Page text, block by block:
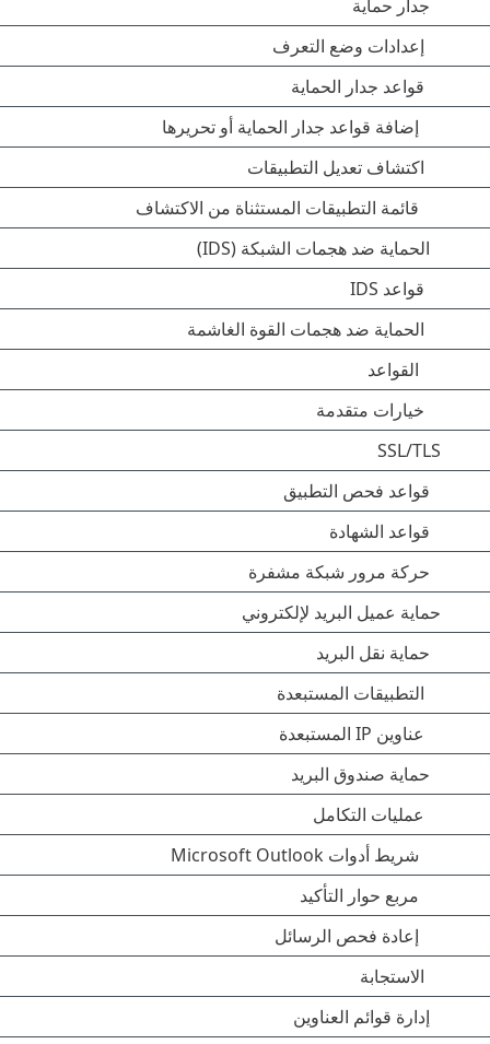
جدار حماية
إعدادات وضع التعرف
قواعد جدار الحماية
إضافة قواعد جدار الحماية أو تحريرها
اكتشاف تعديل التطبيقات
قائمة التطبيقات المستثناة من الاكتشاف
الحماية ضد هجمات الشبكة (IDS)
قواعد IDS
الحماية ضد هجمات القوة الغاشمة
القواعد
خيارات متقدمة
SSL/TLS
قواعد فحص التطبيق
قواعد الشهادة
حركة مرور شبكة مشفرة
حماية عميل البريد لإلكتروني
حماية نقل البريد
التطبيقات المستبعدة
عناوين IP المستبعدة
حماية صندوق البريد
عمليات التكامل
شريط أدوات Microsoft Outlook
مربع حوار التأكيد
إعادة فحص الرسائل
الاستجابة
إدارة قوائم العناوين